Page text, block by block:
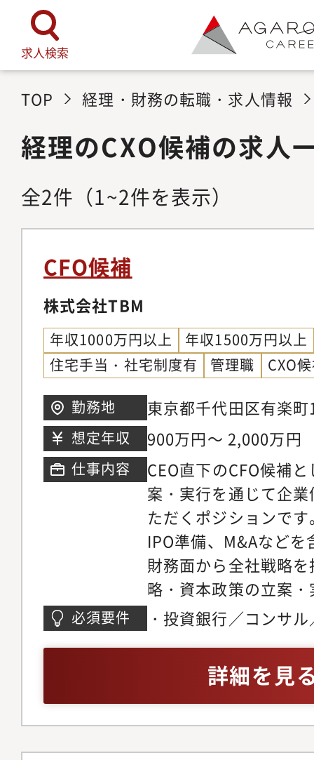
求人検索
TOP 経理・財務の転職・求人情報
経理のCXO候補の求人
全2件 （1~2件を表示）
CFO候補
株式会社TBM
年収1000万円以上
年収1500万円以上
住宅手当・社宅制度有
管理職 CXO
勤務地
東京都千代田区有楽
15階
想定年収 900万円～ 2,000万円
仕事内容
CEO直下のCFO候補
案・実行を通じて企
ただくポジションで
IPO準備、M&Aなど
財務面から全社戦略
略・資本政策の立案
準備、金融機関・投
判断・収益性評価）
ス・内部統制構築（
務・コンプライアン
務提携・JV設立など
テークホルダー対応
必須要件
・投資銀行／コンサ
計実務経験（目安10
デット双方の資金調
詳細を見